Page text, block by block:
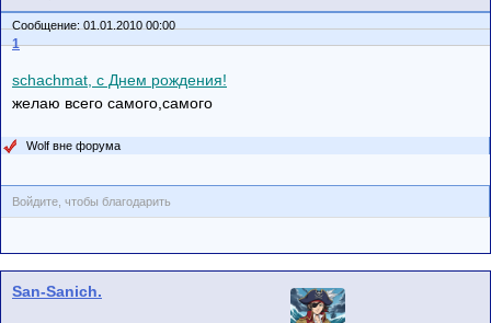
Сообщение: 01.01.2010 00:00
1
schachmat, с Днем рождения!
желаю всего самого,самого
Wolf вне форума
Войдите, чтобы благодарить
San-Sanich.